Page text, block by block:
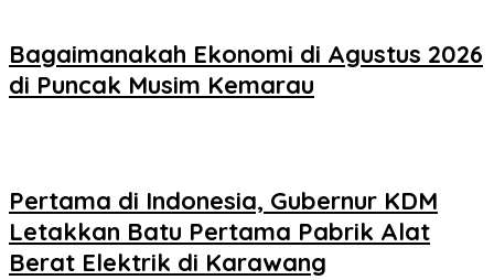
Bagaimanakah Ekonomi di Agustus 2026
di Puncak Musim Kemarau
Pertama di Indonesia, Gubernur KDM
Letakkan Batu Pertama Pabrik Alat
Berat Elektrik di Karawang